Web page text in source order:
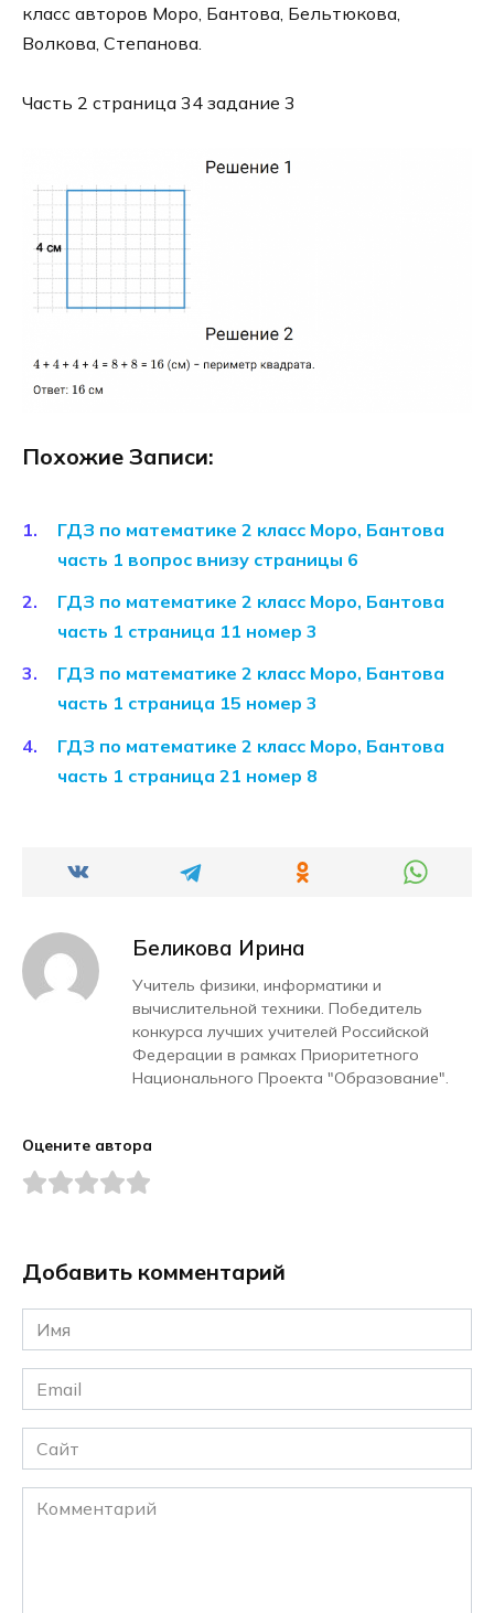
класс авторов Моро, Бантова, Бельтюкова,
Волкова, Степанова.
Часть 2 страница 34 задание 3
Похожие Записи:
ГДЗ по математике 2 класс Моро, Бантова
часть 1 вопрос внизу страницы 6
ГДЗ по математике 2 класс Моро, Бантова
часть 1 страница 11 номер 3
ГДЗ по математике 2 класс Моро, Бантова
часть 1 страница 15 номер 3
ГДЗ по математике 2 класс Моро, Бантова
часть 1 страница 21 номер 8
Беликова Ирина
Учитель физики, информатики и
вычислительной техники. Победитель
конкурса лучших учителей Российской
Федерации в рамках Приоритетного
Национального Проекта "Образование".
Оцените автора
Добавить комментарий
Имя
*
Email
*
Сайт
Комментарий